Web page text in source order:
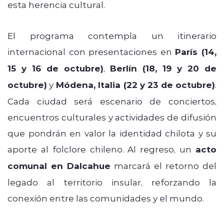
esta herencia cultural.
El programa contempla un itinerario
internacional con presentaciones en París (14,
15 y 16 de octubre), Berlín (18, 19 y 20 de
octubre) y Módena, Italia (22 y 23 de octubre).
Cada ciudad será escenario de conciertos,
encuentros culturales y actividades de difusión
que pondrán en valor la identidad chilota y su
aporte al folclore chileno. Al regreso, un acto
comunal en Dalcahue marcará el retorno del
legado al territorio insular, reforzando la
conexión entre las comunidades y el mundo.